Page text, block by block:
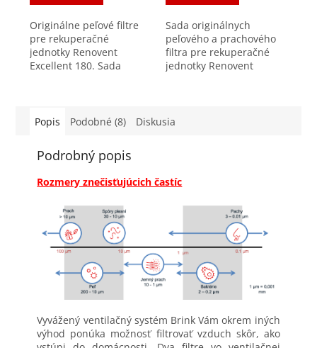
Originálne peľové filtre
pre rekuperačné
jednotky Renovent
Excellent 180. Sada
väčšie ako...
Sada originálnych
peľového a prachového
filtra pre rekuperačné
jednotky Renovent
vzduchu a prachový na
Popis Podobné (8) Diskusia
Podrobný popis
Rozmery znečisťujúcich častíc
Vyvážený ventilačný systém Brink Vám okrem iných
výhod ponúka možnosť filtrovať vzduch skôr, ako